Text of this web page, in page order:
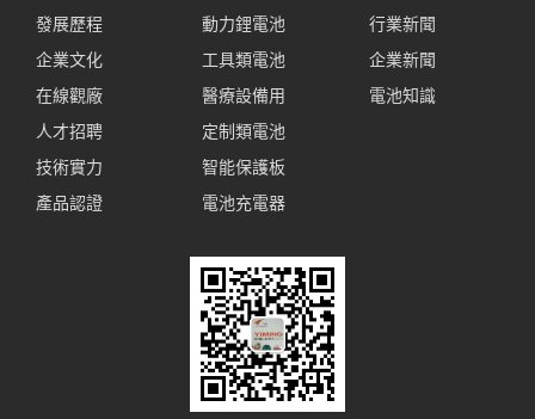
發展歷程
企業文化
在線觀廠
人才招聘
技術實力
產品認證
動力鋰電池
工具類電池
醫療設備用
定制類電池
智能保護板
電池充電器
行業新聞
企業新聞
電池知識